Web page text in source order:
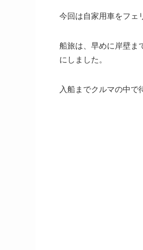
今回は自家用車をフェ
船旅は、早めに岸壁ま
にしました。
入船までクルマの中で